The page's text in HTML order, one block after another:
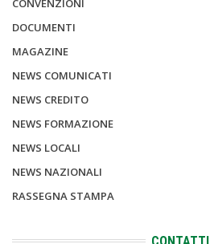
DOCUMENTI
MAGAZINE
NEWS COMUNICATI
NEWS CREDITO
NEWS FORMAZIONE
NEWS LOCALI
NEWS NAZIONALI
RASSEGNA STAMPA
CONTATTI